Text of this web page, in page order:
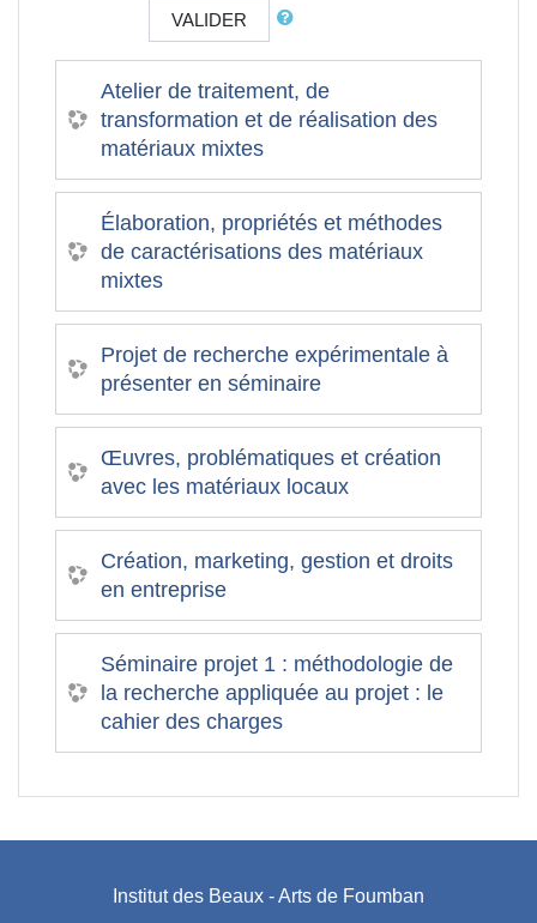
VALIDER
Atelier de traitement, de
transformation et de réalisation des
matériaux mixtes
Élaboration, propriétés et méthodes
de caractérisations des matériaux
mixtes
Projet de recherche expérimentale à
présenter en séminaire
Œuvres, problématiques et création
avec les matériaux locaux
Création, marketing, gestion et droits
en entreprise
Séminaire projet 1 : méthodologie de
la recherche appliquée au projet : le
cahier des charges
Institut des Beaux - Arts de Foumban